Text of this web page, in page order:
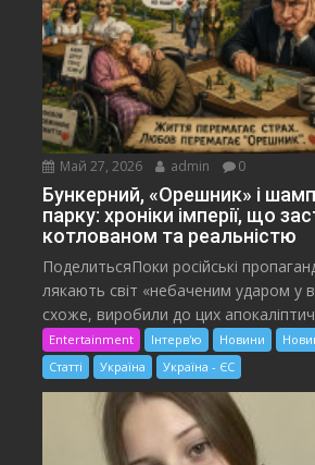
Май 27, 2026 admin 0
Бункерний, «Орешник» і
парку: хроніки імперії, що
котлованом та реальністю
ПоделитьсяПоки російські
лякають світ «небаченим ударом у
схоже, виробили до цих
Entertainment Інтерв'ю Новини
Статті
Україна Україна - ЄС